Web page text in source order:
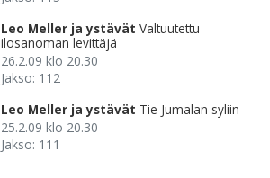
Leo Meller ja ystävät Valtuutettu
ilosanoman levittäjä
26.2.09 klo 20.30
Jakso: 112
Leo Meller ja ystävät Tie Jumalan syliin
25.2.09 klo 20.30
Jakso: 111